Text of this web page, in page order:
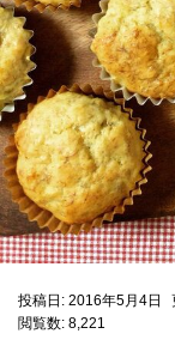
投稿日: 2016年5月4日
閲覧数: 8,221